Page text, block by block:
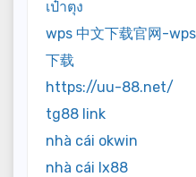
เป๋าตุง
wps 中文下载官网-
下载
https://uu-88.net/
tg88 link
nhà cái okwin
nhà cái lx88